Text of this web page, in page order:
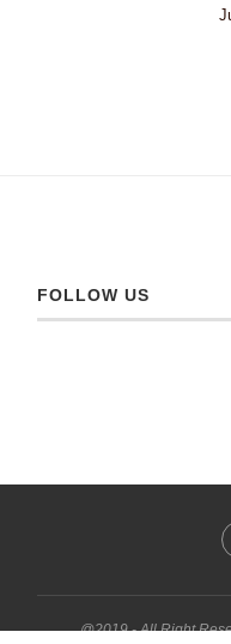
FOLLOW US
@2019 - All Right